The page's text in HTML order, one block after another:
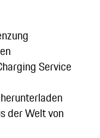
Service
der Welt von